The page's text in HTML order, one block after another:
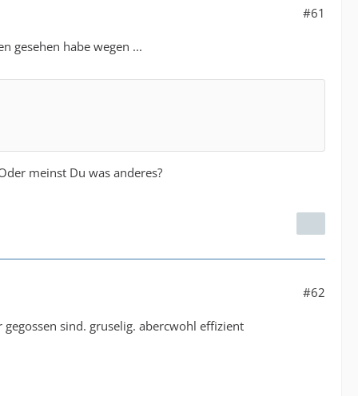
#61
gesehen habe wegen ...
meinst Du was anderes?
#62
sind. gruselig. abercwohl effizient